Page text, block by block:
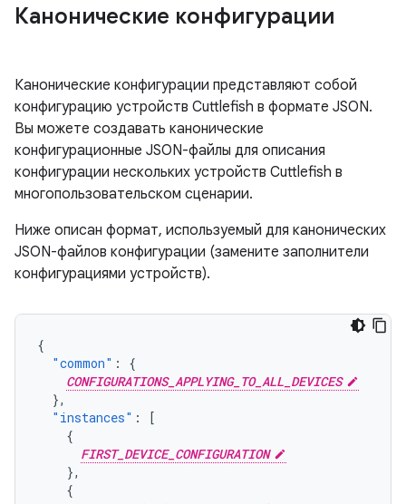
Канонические конфигурации
Канонические конфигурации представляют собой
конфигурацию устройств Cuttlefish в формате JSON.
Вы можете создавать канонические
конфигурационные JSON-файлы для описания
конфигурации нескольких устройств Cuttlefish в
многопользовательском сценарии.
Ниже описан формат, используемый для канонических
JSON-файлов конфигурации (замените заполнители
конфигурациями устройств).
{
"common" :
{
CONFIGURATIONS_APPLYING_TO_ALL_DEVICES
},
"instances" :
[
{
FIRST_DEVICE_CONFIGURATION
},
{